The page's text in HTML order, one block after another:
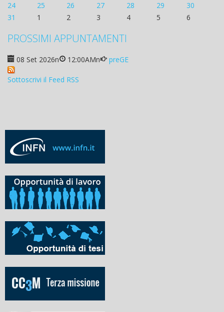
24
25 26 27 28 29
30
31
1 2 3 4 5 6
PROSSIMI APPUNTAMENTI
08 Set 2026n 12:00AMn preGE
Sottoscrivi il Feed RSS